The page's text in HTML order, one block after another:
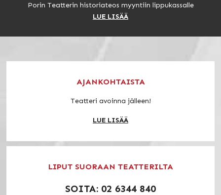
Porin Teatterin historiateos myyntiin lippukassalle
LUE LISÄÄ
AJANKOHTAISTA
Teatteri avoinna jälleen!
LUE LISÄÄ
LIPUT SUORAAN TEATTERILTA
SOITA: 02 6344 840